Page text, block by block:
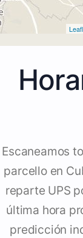
Escaneamos
parcello en
reparte UPS
última hora
predicción